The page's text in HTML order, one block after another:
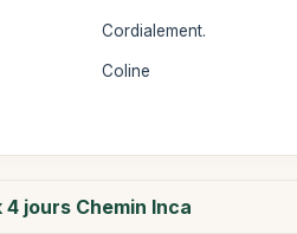
Cordialement.
Coline
4 jours Chemin Inca